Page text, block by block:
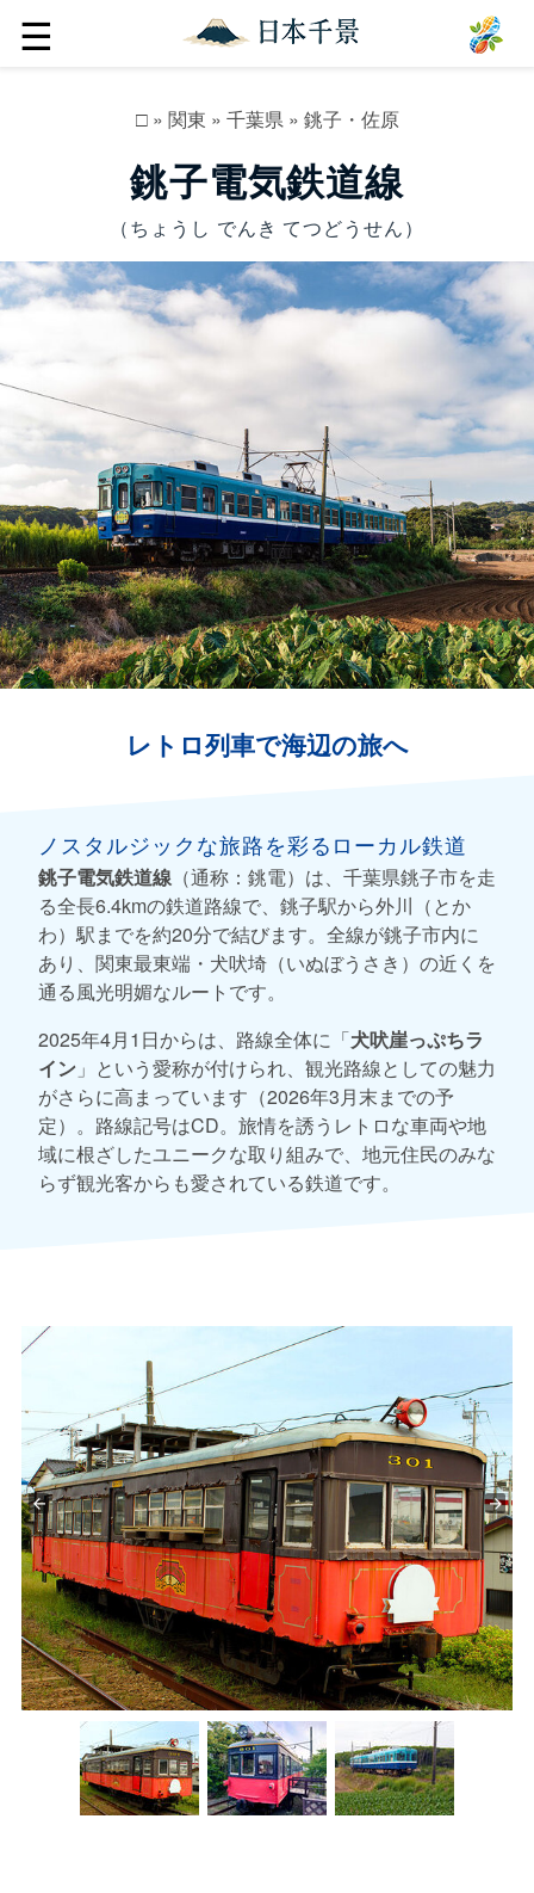
☰
□» 関東 » 千葉県» 銚子・佐原
銚子電気鉄道線
（ちょうし でんき てつどうせん）
レトロ列車で海辺の旅へ
ノスタルジックな旅路を彩るローカル鉄道
銚子電気鉄道線 （通称：銚電）は、千葉県銚子市を走
る全長6.4kmの鉄道路線で、銚子駅から外川（とか
わ）駅までを約20分で結びます。全線が銚子市内に
あり、関東最東端・犬吠埼（いぬぼうさき）の近くを
通る風光明媚なルートです。
2025年4月1日からは、路線全体に「犬吠崖っぷちラ
イン 」という愛称が付けられ、観光路線としての魅力
がさらに高まっています（2026年3月末までの予
定）。路線記号はCD。旅情を誘うレトロな車両や地
域に根ざしたユニークな取り組みで、地元住民のみな
らず観光客からも愛されている鉄道です。